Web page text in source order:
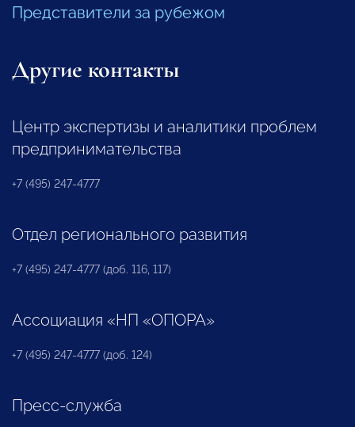
Представители за рубежом
Другие контакты
Центр экспертизы и аналитики проблем
предпринимательства
+7 (495) 247-4777
Отдел регионального развития
+7 (495) 247-4777 (доб. 116, 117)
Ассоциация «НП «ОПОРА»
+7 (495) 247-4777 (доб. 124)
Пресс-служба